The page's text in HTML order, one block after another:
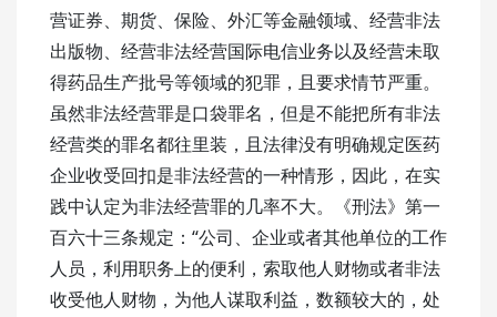
营证券、期货、保险、外汇等金融领域、经营非法
出版物、经营非法经营国际电信业务以及经营未取
得药品生产批号等领域的犯罪，且要求情节严重。
虽然非法经营罪是口袋罪名，但是不能把所有非法
经营类的罪名都往里装，且法律没有明确规定医药
企业收受回扣是非法经营的一种情形，因此，在实
践中认定为非法经营罪的几率不大。《刑法》第一
百六十三条规定：“公司、企业或者其他单位的工作
人员，利用职务上的便利，索取他人财物或者非法
收受他人财物，为他人谋取利益，数额较大的，处